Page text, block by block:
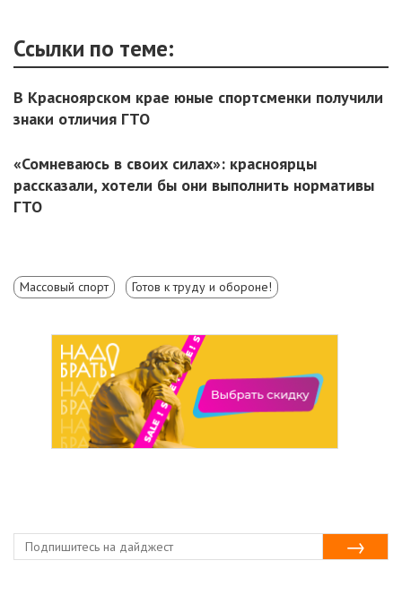
Ссылки по теме:
В Красноярском крае юные спортсменки получили
знаки отличия ГТО
«Сомневаюсь в своих силах»: красноярцы
рассказали, хотели бы они выполнить нормативы
ГТО
Массовый спорт Готов к труду и обороне!